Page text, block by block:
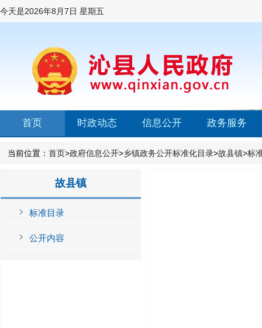
今天是2026年8月7日 星期五
首页 时政动态 信息公开 政务服务
当前位置： 首页>政府信息公开>乡镇政务公开标准化目录>故县镇>标
故县镇
标准目录
公开内容